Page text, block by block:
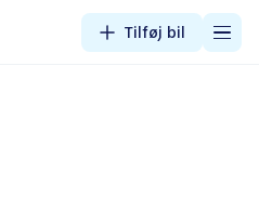
Tilføj bil